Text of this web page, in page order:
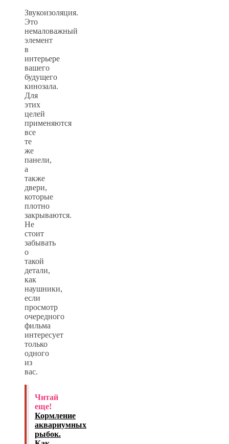
Звукоизоляция.
Это
немаловажный
элемент
в
интерьере
вашего
будущего
кинозала.
Для
этих
целей
применяются
все
те
же
панели,
а
также
двери,
которые
плотно
закрываются.
Не
стоит
забывать
о
такой
детали,
как
наушники,
если
просмотр
очередного
фильма
интересует
только
одного
из
вас.
Читай
еще!
Кормление
аквариумных
рыбок.